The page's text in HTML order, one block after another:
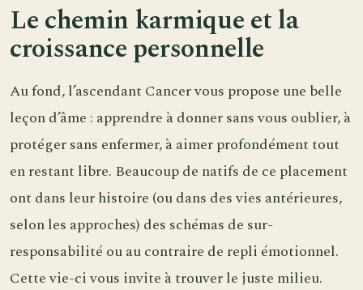
Le chemin karmique et la
croissance personnelle
Au fond, l’ascendant Cancer vous propose une belle
leçon d’âme : apprendre à donner sans vous oublier, à
protéger sans enfermer, à aimer profondément tout
en restant libre. Beaucoup de natifs de ce placement
ont dans leur histoire (ou dans des vies antérieures,
selon les approches) des schémas de sur-
responsabilité ou au contraire de repli émotionnel.
Cette vie-ci vous invite à trouver le juste milieu.